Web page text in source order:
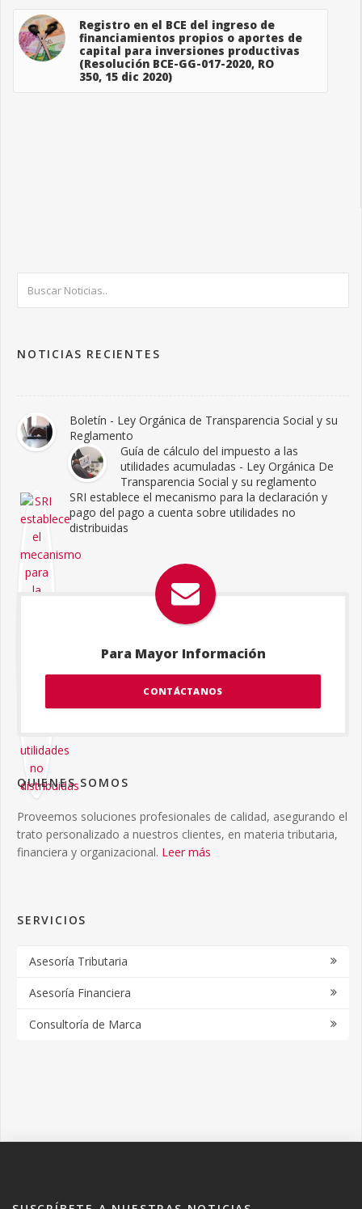
Registro en el BCE del ingreso de
financiamientos propios o aportes de
capital para inversiones productivas
(Resolución BCE-GG-017-2020, RO
350, 15 dic 2020)
NOTICIAS RECIENTES
Boletín - Ley Orgánica de Transparencia Social y su
Reglamento
Guía de cálculo del impuesto a las
utilidades acumuladas - Ley Orgánica De
Transparencia Social y su reglamento
SRI establece el mecanismo para la declaración y
pago del pago a cuenta sobre utilidades no
distribuidas
Para Mayor Información
CONTÁCTANOS
QUIENES SOMOS
Proveemos soluciones profesionales de calidad, asegurando el
trato personalizado a nuestros clientes, en materia tributaria,
financiera y organizacional. Leer más
SERVICIOS
Asesoría Tributaria
Asesoría Financiera
Consultoría de Marca